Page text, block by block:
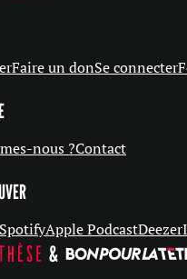
Faire un donSe connecter
nous ?Contact
SpotifyApple PodcastDeezer